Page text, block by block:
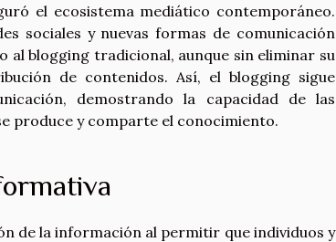
el ecosistema mediático contemporáneo.
sociales y nuevas formas de comunicación
al blogging tradicional, aunque sin eliminar su
de contenidos. Así, el blogging sigue
demostrando la capacidad de las
produce y comparte el conocimiento.
de la información al permitir que individuos y